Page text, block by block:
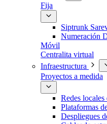
Fija
Siptrunk
Numeración
Móvil
Centralita virtual
Infraestructura
Proyectos a medida
Redes
Plataformas
Despliegues